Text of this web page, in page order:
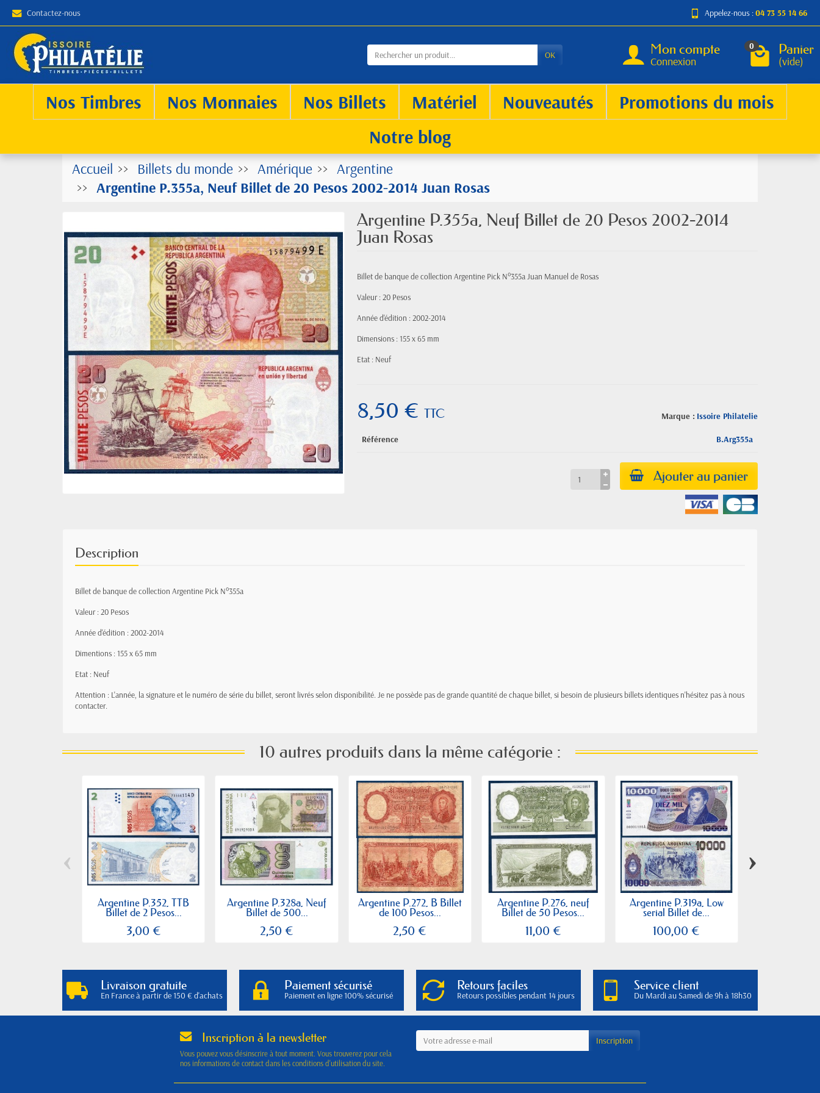
Contactez-nous Appelez-nous :04 73 55 14 66
OK Mon compte
Connexion
0 Panier
(vide)
Nos Timbres Nos Monnaies Nos Billets Matériel Nouveautés
Promotions du mois
Notre blog
Accueil Billets du monde Amérique
Argentine
Argentine P.355a, Neuf Billet de 20 Pesos 2002-2014 Juan Rosas
Argentine P.355a, Neuf Billet de 20 Pesos 2002-2014
Juan Rosas
Billet de banque de collection Argentine Pick N°355a Juan Manuel de Rosas
Valeur : 20 Pesos
Année d'édition : 2002-2014
Dimensions : 155 x 65 mm
Etat : Neuf
Marque : Issoire Philatelie
8,50 €TTC
Référence B.Arg355a
Ajouter au panier
Description
Billet de banque de collection Argentine Pick N°355a
Valeur : 20 Pesos
Année d'édition : 2002-2014
Dimentions : 155 x 65 mm
Etat : Neuf
Attention : L'année, la signature et le numéro de série du billet, seront livrés selon disponibilité. Je ne possède pas de grande quantité de chaque billet, si besoin de plusieurs billets identiques n'hésitez pas à nous
contacter.
10 autres produits dans la même catégorie :
Argentine P.352, TTB
Billet de 2 Pesos...
3,00 €
Argentine P.328a, Neuf
Billet de 500...
2,50 €
Argentine P.272, B Billet
de 100 Pesos...
2,50 €
Argentine P.276, neuf
Billet de 50 Pesos...
11,00 €
Argentine P.319a, Low
serial Billet de...
100,00 €
‹ ›
Livraison gratuite
En France à partir de 150 € d'achats
Paiement sécurisé
Paiement en ligne 100% sécurisé
Retours faciles
Retours possibles pendant 14 jours
Service client
Du Mardi au Samedi de 9h à 18h30
Inscription à la newsletter
Vous pouvez vous désinscrire à tout moment. Vous trouverez pour cela
nos informations de contact dans les conditions d'utilisation du site.